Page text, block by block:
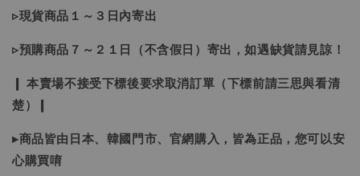
▹現貨商品１～３日內寄出
▹預購商品７～２１日（不含假日）寄出，如遇缺貨請見諒！
❙ 本賣場不接受下標後要求取消訂單（下標前請三思與看清
楚）❙
▸商品皆由日本、韓國門市、官網購入，皆為正品，您可以安
心購買唷